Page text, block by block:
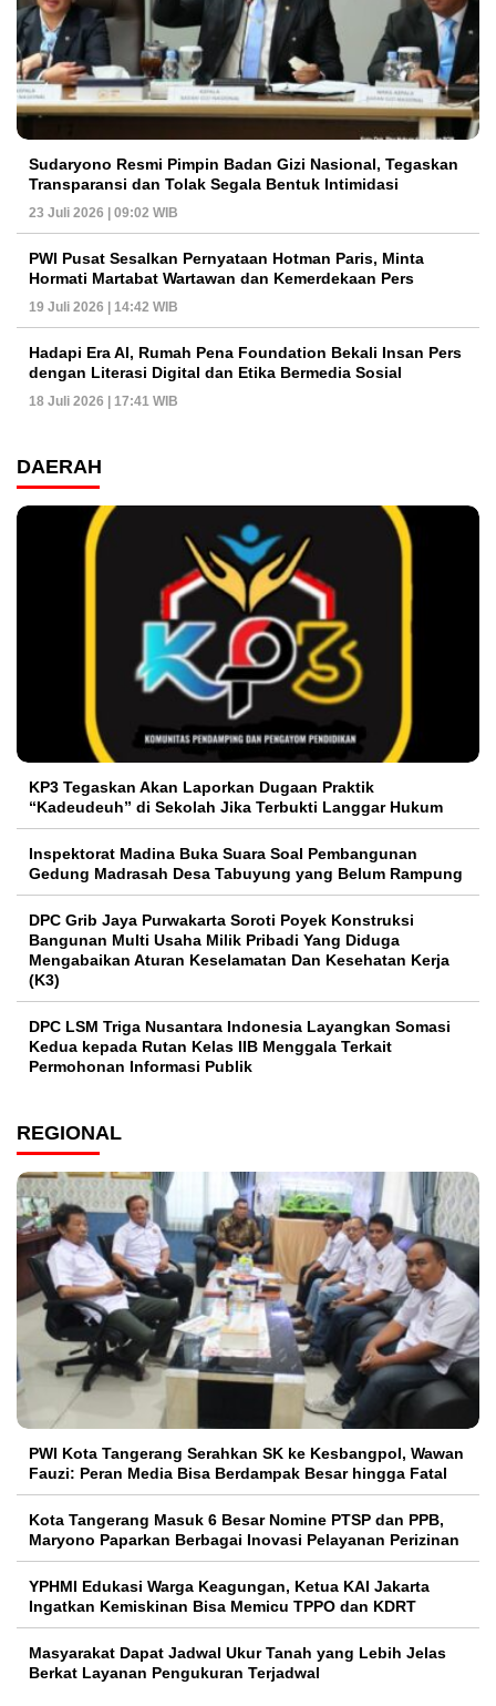
Sudaryono Resmi Pimpin Badan Gizi Nasional, Tegaskan
Transparansi dan Tolak Segala Bentuk Intimidasi
23 Juli 2026 | 09:02 WIB
PWI Pusat Sesalkan Pernyataan Hotman Paris, Minta
Hormati Martabat Wartawan dan Kemerdekaan Pers
19 Juli 2026 | 14:42 WIB
Hadapi Era AI, Rumah Pena Foundation Bekali Insan Pers
dengan Literasi Digital dan Etika Bermedia Sosial
18 Juli 2026 | 17:41 WIB
DAERAH
KP3 Tegaskan Akan Laporkan Dugaan Praktik
“Kadeudeuh” di Sekolah Jika Terbukti Langgar Hukum
Inspektorat Madina Buka Suara Soal Pembangunan
Gedung Madrasah Desa Tabuyung yang Belum Rampung
DPC Grib Jaya Purwakarta Soroti Poyek Konstruksi
Bangunan Multi Usaha Milik Pribadi Yang Diduga
Mengabaikan Aturan Keselamatan Dan Kesehatan Kerja
(K3)
DPC LSM Triga Nusantara Indonesia Layangkan Somasi
Kedua kepada Rutan Kelas IIB Menggala Terkait
Permohonan Informasi Publik
REGIONAL
PWI Kota Tangerang Serahkan SK ke Kesbangpol, Wawan
Fauzi: Peran Media Bisa Berdampak Besar hingga Fatal
Kota Tangerang Masuk 6 Besar Nomine PTSP dan PPB,
Maryono Paparkan Berbagai Inovasi Pelayanan Perizinan
YPHMI Edukasi Warga Keagungan, Ketua KAI Jakarta
Ingatkan Kemiskinan Bisa Memicu TPPO dan KDRT
Masyarakat Dapat Jadwal Ukur Tanah yang Lebih Jelas
Berkat Layanan Pengukuran Terjadwal